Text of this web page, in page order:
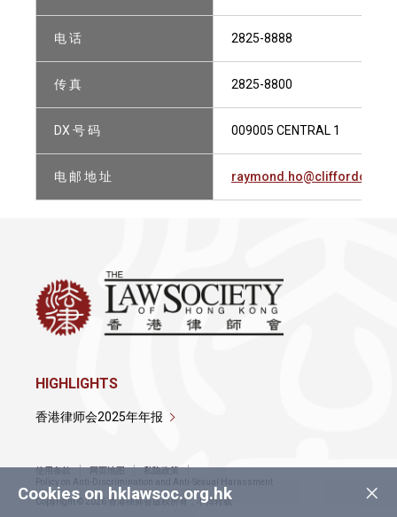
电 话 2825-8888
传 真 2825-8800
DX 号 码 009005 CENTRAL 1
电 邮 地 址
×
Cookies on hklawsoc.org.hk
HIGHLIGHTS
香港律师会2025年年报
使用条款 网页地图
私隐政策
Policy on Anti-Discrimination and Anti-Sexual Harassment
Copyright © 2026 香港律师会版权所有，不得转载